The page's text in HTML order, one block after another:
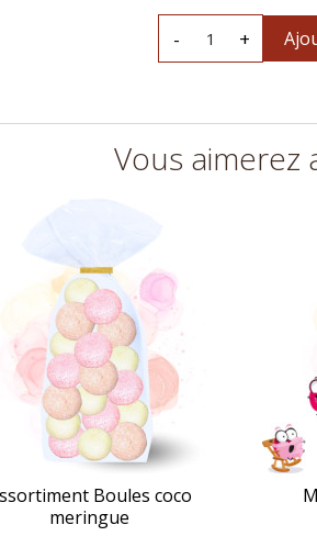
- +
Vous aimerez
Boules coco
meringue